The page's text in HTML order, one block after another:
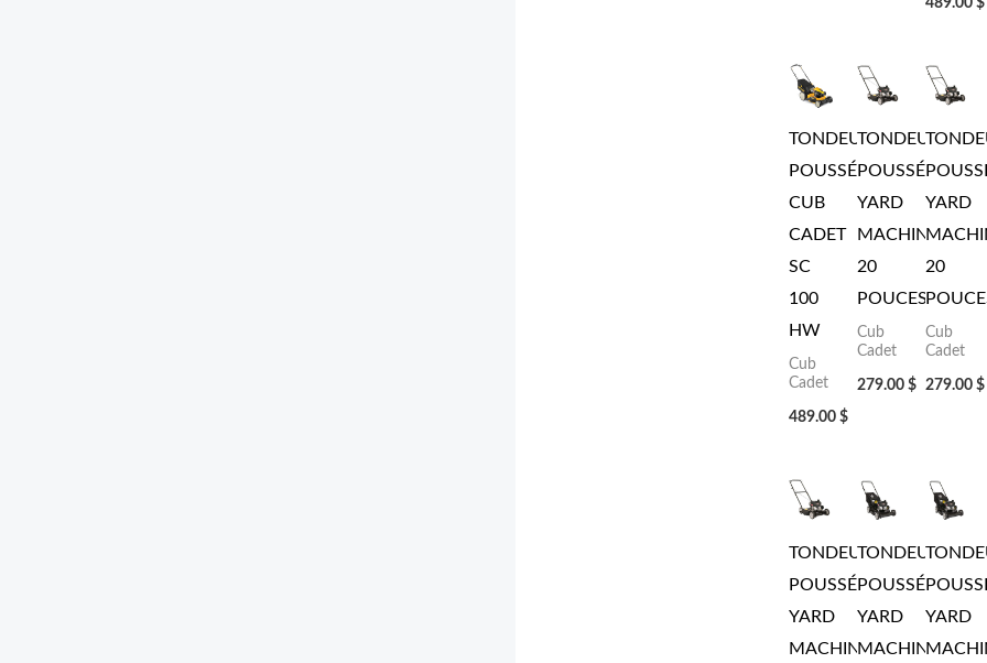
TONDEUSE
POUSSÉE
CUB
CADET
SC
100
HW
Cub
Cadet
489.00 $
TONDEUSE
POUSSÉE
YARD
MACHINE
20
POUCES
Cub
Cadet
279.00 $
YARD
20
Cub
Cadet
279.00 $
TONDEUSE
POUSSÉE
YARD
MACHINE
TONDEUSE
POUSSÉE
YARD
MACHINE
YARD